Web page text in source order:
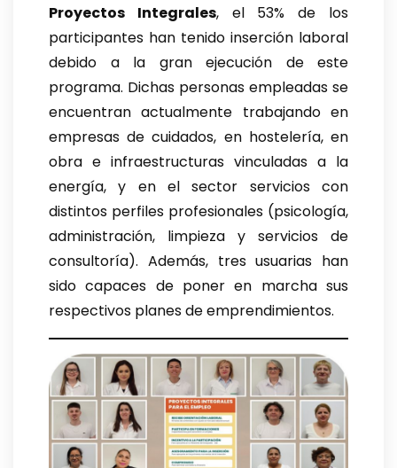
Proyectos Integrales, el 53% de los
participantes han tenido inserción laboral
debido a la gran ejecución de este
programa. Dichas personas empleadas se
encuentran actualmente trabajando en
empresas de cuidados, en hostelería, en
obra e infraestructuras vinculadas a la
energía, y en el sector servicios con
distintos perfiles profesionales (psicología,
administración, limpieza y servicios de
consultoría). Además, tres usuarias han
sido capaces de poner en marcha sus
respectivos planes de emprendimientos.